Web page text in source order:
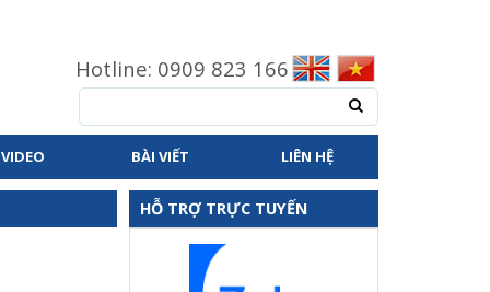
Hotline: 0909 823 166
VIDEO BÀI VIẾT LIÊN HỆ
HỖ TRỢ TRỰC TUYẾN